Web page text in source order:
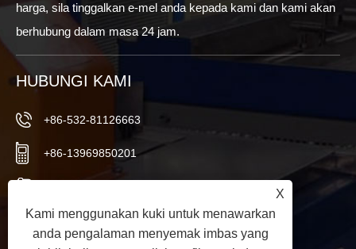
harga, sila tinggalkan e-mel anda kepada kami dan kami akan
berhubung dalam masa 24 jam.
HUBUNGI KAMI
+86-532-81126663
+86-13969850201
info@worldextruder.com
X
Kami menggunakan kuki untuk menawarkan
anda pengalaman menyemak imbas yang